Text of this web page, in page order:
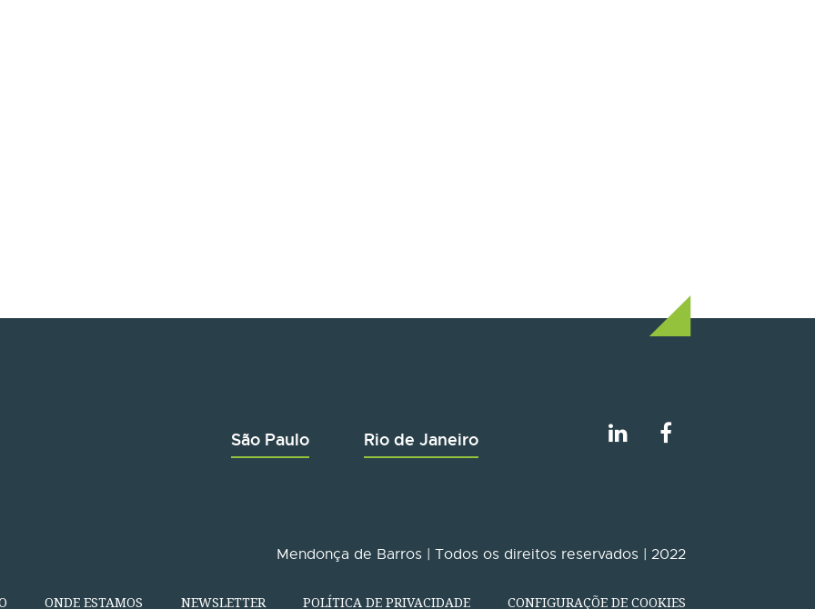
São Paulo Rio de Janeiro
Mendonça de Barros | Todos os direitos reservados | 2022
ONDE ESTAMOS NEWSLETTER POLÍTICA DE PRIVACIDADE CONFIGURAÇÕE DE COOKIES